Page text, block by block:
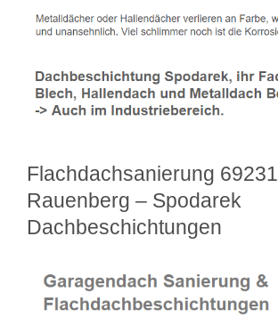
Flachdachsanierung 69231
Rauenberg – Spodarek
Dachbeschichtungen